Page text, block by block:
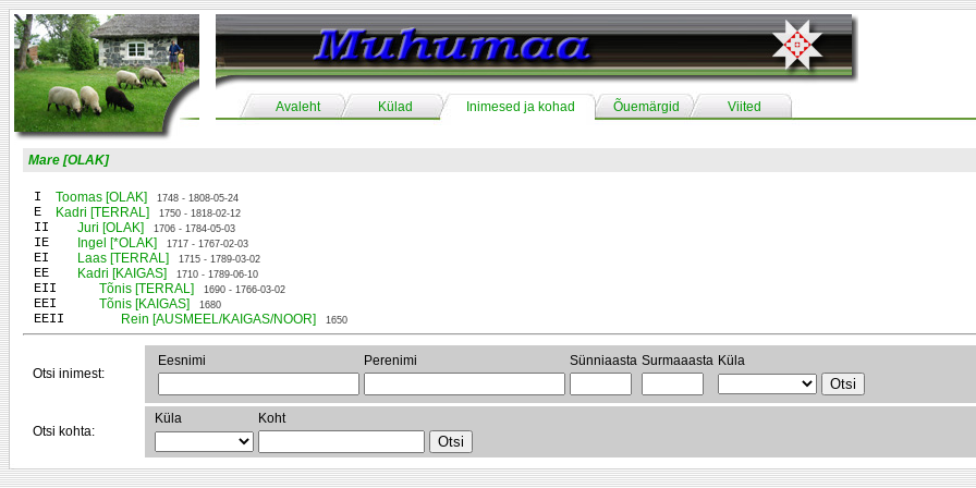
Avaleht Külad Inimesed ja kohad Õuemärgid Viited
Mare [OLAK]
I Toomas [OLAK] 1748 - 1808-05-24
E Kadri [TERRAL] 1750 - 1818-02-12
II Juri [OLAK] 1706 - 1784-05-03
IE Ingel [*OLAK] 1717 - 1767-02-03
EI Laas [TERRAL] 1715 - 1789-03-02
EE Kadri [KAIGAS] 1710 - 1789-06-10
EII Tõnis [TERRAL] 1690 - 1766-03-02
EEI Tõnis [KAIGAS] 1680
EEII Rein [AUSMEEL/KAIGAS/NOOR] 1650
Otsi inimest:
Eesnimi Perenimi Sünniaasta Surmaaasta Küla
Otsi kohta:
Küla Koht